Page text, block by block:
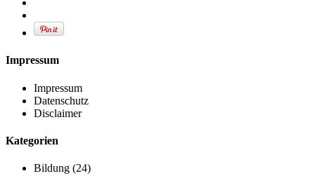
Impressum
Impressum
Datenschutz
Disclaimer
Kategorien
Bildung (24)